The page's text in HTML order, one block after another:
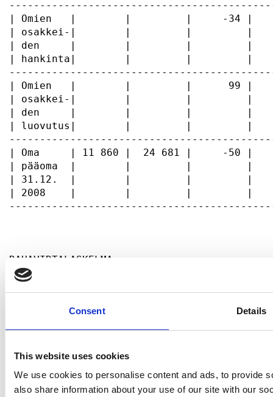
Consent Details
This website uses cookies
We use cookies to personalise content and ads, to provide
also share information about your use of our site with our